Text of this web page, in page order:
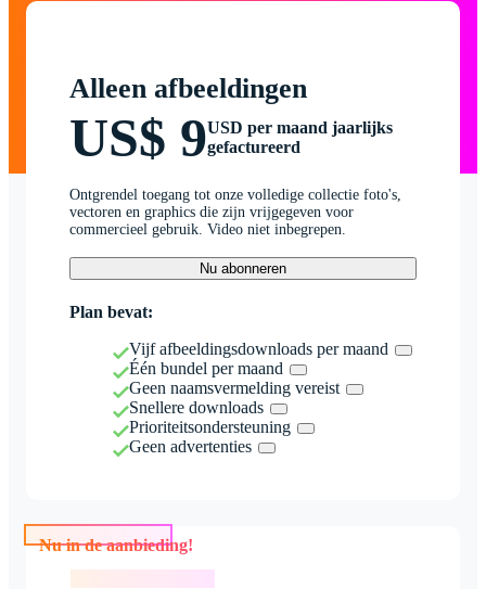
Alleen afbeeldingen
US$ 9USD per maand jaarlijks
gefactureerd
Ontgrendel toegang tot onze volledige collectie foto's,
vectoren en graphics die zijn vrijgegeven voor
commercieel gebruik. Video niet inbegrepen.
Nu abonneren
Plan bevat:
Vijf afbeeldingsdownloads per maand
Één bundel per maand
Geen naamsvermelding vereist
Snellere downloads
Prioriteitsondersteuning
Geen advertenties
Nu in de aanbieding!